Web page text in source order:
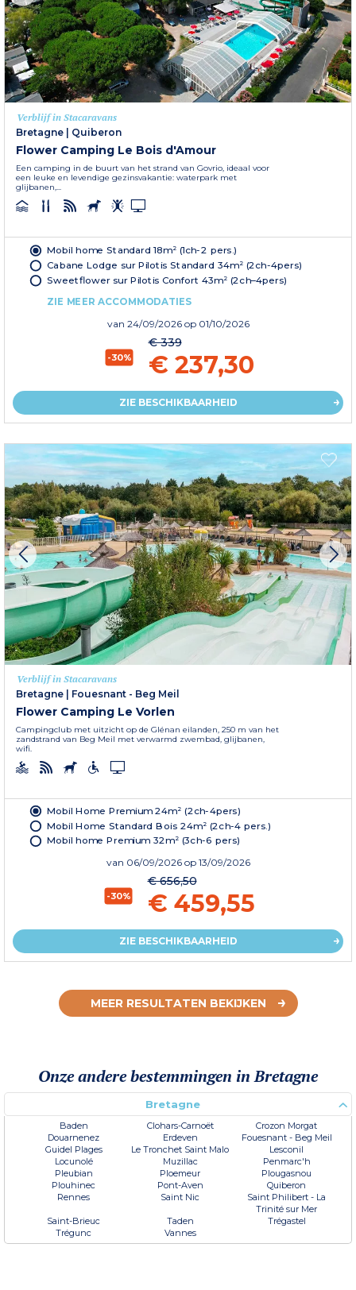
Verblijf in Stacaravans
Bretagne | Quiberon
Flower Camping Le Bois d'Amour
Een camping in de buurt van het strand van Govrio, ideaal voor
een leuke en levendige gezinsvakantie: waterpark met
glijbanen,...
Mobil home Standard 18m² (1ch-2 pers.)
Cabane Lodge sur Pilotis Standard 34m² (2ch-4pers)
Sweetflower sur Pilotis Confort 43m² (2ch–4pers)
ZIE MEER ACCOMMODATIES
van 24/09/2026 op 01/10/2026
-30%
€ 339
€ 237,30
ZIE BESCHIKBAARHEID
Verblijf in Stacaravans
Bretagne | Fouesnant - Beg Meil
Flower Camping Le Vorlen
Campingclub met uitzicht op de Glénan eilanden, 250 m van het
zandstrand van Beg Meil met verwarmd zwembad, glijbanen,
wifi.
Mobil Home Premium 24m² (2ch-4pers)
Mobil Home Standard Bois 24m² (2ch-4 pers.)
Mobil home Premium 32m² (3ch-6 pers)
van 06/09/2026 op 13/09/2026
-30%
€ 656,50
€ 459,55
ZIE BESCHIKBAARHEID
MEER RESULTATEN BEKIJKEN
Onze andere bestemmingen in Bretagne
Bretagne
Baden Clohars-Carnoët
Crozon Morgat
Douarnenez
Erdeven
Fouesnant - Beg Meil
Guidel Plages
Le Tronchet Saint Malo
Lesconil
Locunolé
Muzillac
Penmarc'h
Pleubian
Ploemeur
Plougasnou
Plouhinec
Pont-Aven
Quiberon
Rennes
Saint Nic
Saint Philibert - La
Trinité sur Mer
Saint-Brieuc
Taden
Trégastel
Trégunc
Vannes